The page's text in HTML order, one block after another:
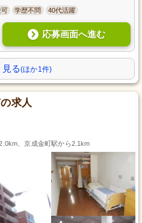
可 学歴不問 40代活躍
応募画面へ進む
見る(ほか1件)
求人
、京成金町駅から2.1km